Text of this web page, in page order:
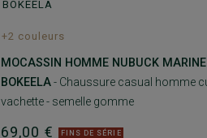
+2 couleurs
MOCASSIN HOMME NUBUCK
BOKEELA- Chaussure casual homme
vachette - semelle gomme
69,00 € FINS DE SÉRIE